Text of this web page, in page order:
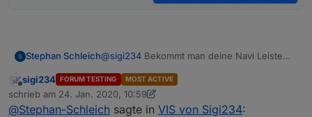
Stephan Schleich@sigi234 Bekommt man deine Navi Leiste
Online
sigi234 FORUM TESTING MOST ACTIVE
schrieb am 24. Jan. 2020, 10:59
zuletzt editiert von sigi234
@Stephan-Schleich sagte in VIS von Sigi234: